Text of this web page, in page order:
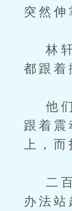
突然伸
林轩
都跟着
他们
跟着震
上，
二百
办法站